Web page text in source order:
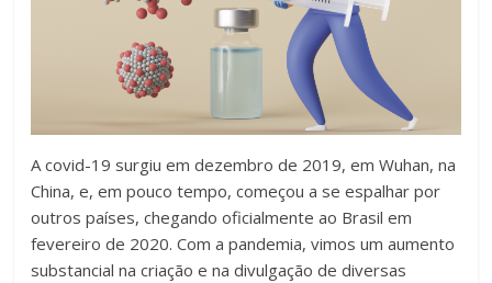
explorar
outras
possibilidades
em
sala
de
A covid-19 surgiu em dezembro de 2019, em Wuhan, na
China, e, em pouco tempo, começou a se espalhar por
outros países, chegando oficialmente ao Brasil em
fevereiro de 2020. Com a pandemia, vimos um aumento
substancial na criação e na divulgação de diversas